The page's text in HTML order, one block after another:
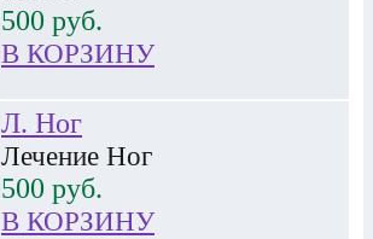
500 руб.
В КОРЗИНУ
Л. Ног
Лечение Ног
500 руб.
В КОРЗИНУ